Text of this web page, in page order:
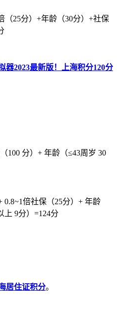
（25分）+年龄（30分）+社保
器2023最新版！上海积分120分
100 分）+ 年龄（≤43周岁 30
0.8~1倍社保（25分）+ 年龄
上 9分）=124分
海居住证积分。